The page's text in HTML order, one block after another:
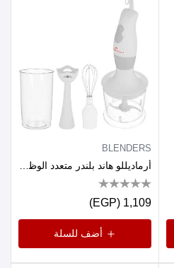
BLENDERS
1,109 (EGP)
أضف للسلة